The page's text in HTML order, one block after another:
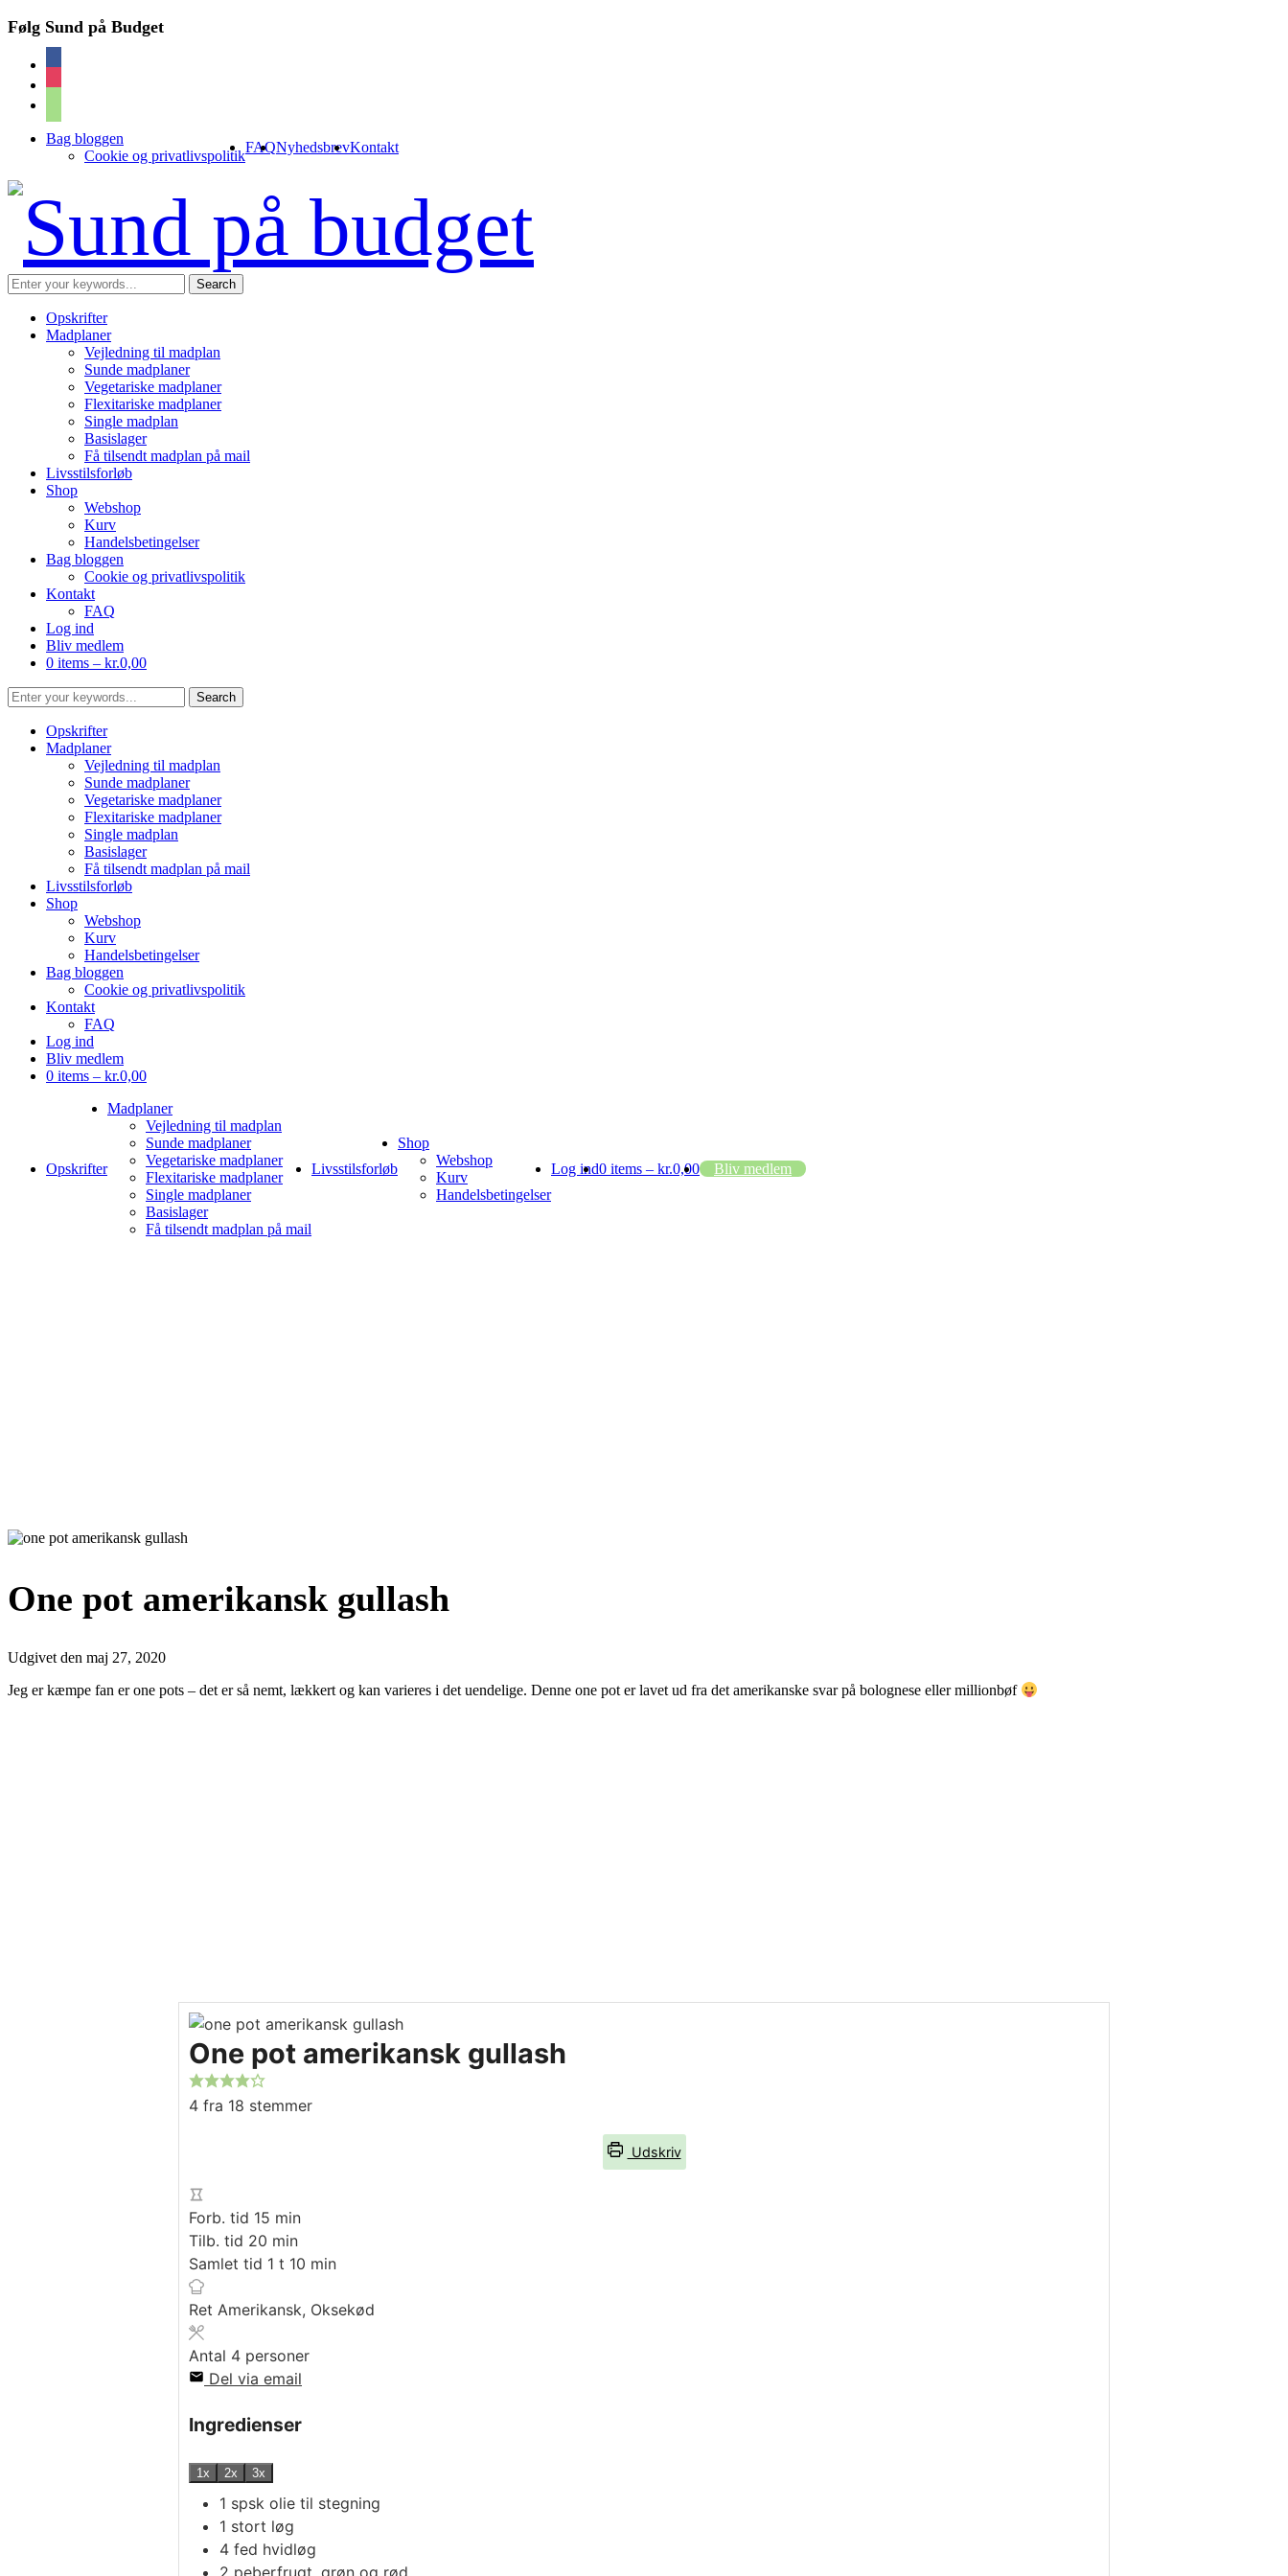
Følg Sund på Budget
Bag bloggen
Cookie og privatlivspolitik
FAQNyhedsbrevKontakt
Opskrifter
Madplaner
Vejledning til madplan
Sunde madplaner
Vegetariske madplaner
Flexitariske madplaner
Single madplan
Basislager
Få tilsendt madplan på mail
Livsstilsforløb
Shop
Webshop
Kurv
Handelsbetingelser
Bag bloggen
Cookie og privatlivspolitik
Kontakt
FAQ
Log ind
Bliv medlem
0 items – kr.0,00
Opskrifter
Madplaner
Vejledning til madplan
Sunde madplaner
Vegetariske madplaner
Flexitariske madplaner
Single madplan
Basislager
Få tilsendt madplan på mail
Livsstilsforløb
Shop
Webshop
Kurv
Handelsbetingelser
Bag bloggen
Cookie og privatlivspolitik
Kontakt
FAQ
Log ind
Bliv medlem
0 items – kr.0,00
Opskrifter
Madplaner
Vejledning til madplan
Sunde madplaner
Vegetariske madplaner
Flexitariske madplaner
Single madplaner
Basislager
Få tilsendt madplan på mail
Livsstilsforløb
Shop
Webshop
Kurv
Handelsbetingelser
Log ind Bliv medlem
0 items – kr.0,00
One pot amerikansk gullash
Udgivet den maj 27, 2020
Jeg er kæmpe fan er one pots – det er så nemt, lækkert og kan varieres i det uendelige. Denne one pot er lavet ud fra det amerikanske svar på bolognese eller millionbøf
One pot amerikansk gullash
4 fra 18 stemmer
Udskriv
Forb. tid 15 minutter
min
Tilb. tid 20 minutter
min
Samlet tid 1 time
t 10 minutter
min
Ret Amerikansk, Oksekød
Antal 4 personer
Del via email
Ingredienser
1x 2x 3x
1 spsk olie til stegning
1 stort løg
4 fed hvidløg